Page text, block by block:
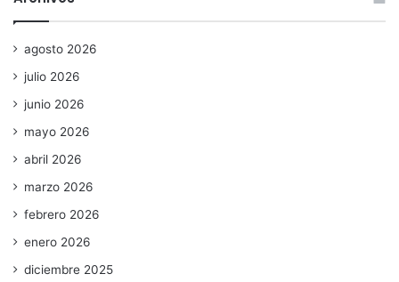
agosto 2026
julio 2026
junio 2026
mayo 2026
abril 2026
marzo 2026
febrero 2026
enero 2026
diciembre 2025